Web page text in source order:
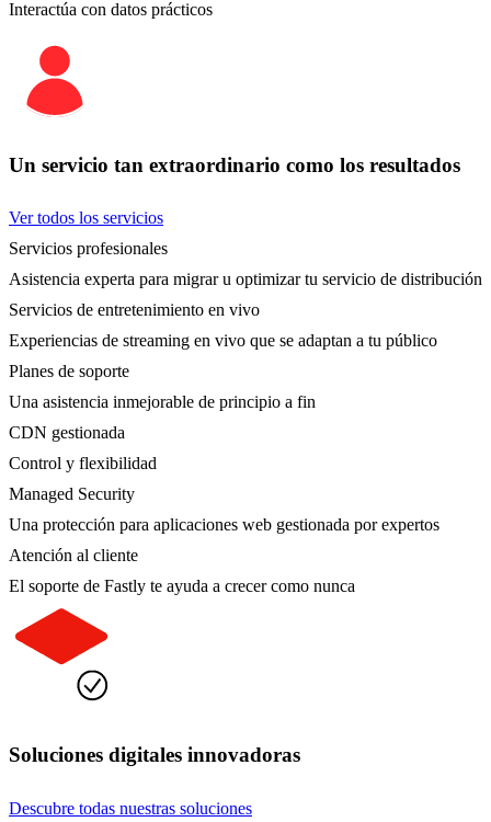
Interactúa con datos prácticos
Un servicio tan extraordinario como los resultados
Ver todos los servicios
Servicios profesionales
Asistencia experta para migrar u optimizar tu servicio de distribución
Servicios de entretenimiento en vivo
Experiencias de streaming en vivo que se adaptan a tu público
Planes de soporte
Una asistencia inmejorable de principio a fin
CDN gestionada
Control y flexibilidad
Managed Security
Una protección para aplicaciones web gestionada por expertos
Atención al cliente
El soporte de Fastly te ayuda a crecer como nunca
Soluciones digitales innovadoras
Descubre todas nuestras soluciones